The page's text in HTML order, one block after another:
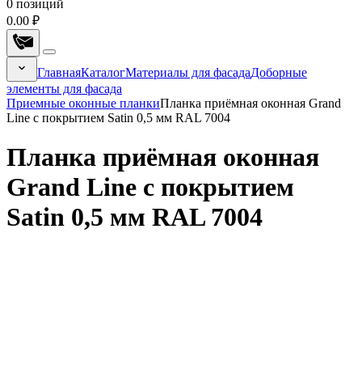
0 позиций
0.00 ₽
ГлавнаяКаталогМатериалы для фасадаДоборные
элементы для фасада
Приемные оконные планкиПланка приёмная оконная Grand
Line с покрытием Satin 0,5 мм RAL 7004
Планка приёмная оконная
Grand Line с покрытием
Satin 0,5 мм RAL 7004